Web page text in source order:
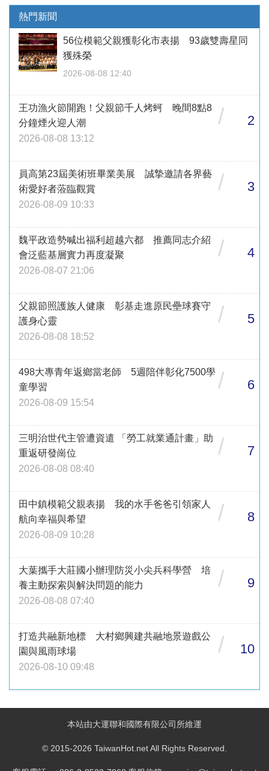
熱門新聞
56位模範父親獲彰化市表揚 93歲雙壽星同
獲殊榮
2026-08-08 12:40
王功漁火節開跑！父親節千人烤蚵 晚間8點8
分鐘煙火迎人潮
2026-08-08 13:12
/ 2
員高第23屆美術班畢業美展 誠摯邀請各界藝
術愛好者蒞臨觀賞
2026-08-09 10:33
/ 3
魏平政造勢喊出福利超越六都 推薦同志介紹
會泛藍基層實力再度凝聚
2026-08-07 21:06
/ 4
父親節照護族人健康 彰基走進原民壘球賽守
護身心靈
2026-08-08 18:52
/ 5
498大專青年返鄉當老師 5週陪伴彰化7500學
童學習
2026-08-09 15:54
/ 6
三明治世代主管遭資遣 「勞工就業通計畫」助
重返研發崗位
2026-08-08 08:40
/ 7
田中鎮模範父親表揚 我的水手爸爸引領家人
航向幸福與希望
2026-08-09 10:28
/ 8
大葉攜手大莊國小辦理防災小尖兵科學營 培
養主動探索與解決問題的能力
2026-08-08 07:40
/ 9
打造共融新地標 大村鄉興建共融地景遊戲公
園與風雨球場
2026-08-10 09:48
/ 10
本站由大運聯和國際有限公司所維運
© 2015-2026 TaiwanHot.net All Rights Reserved.